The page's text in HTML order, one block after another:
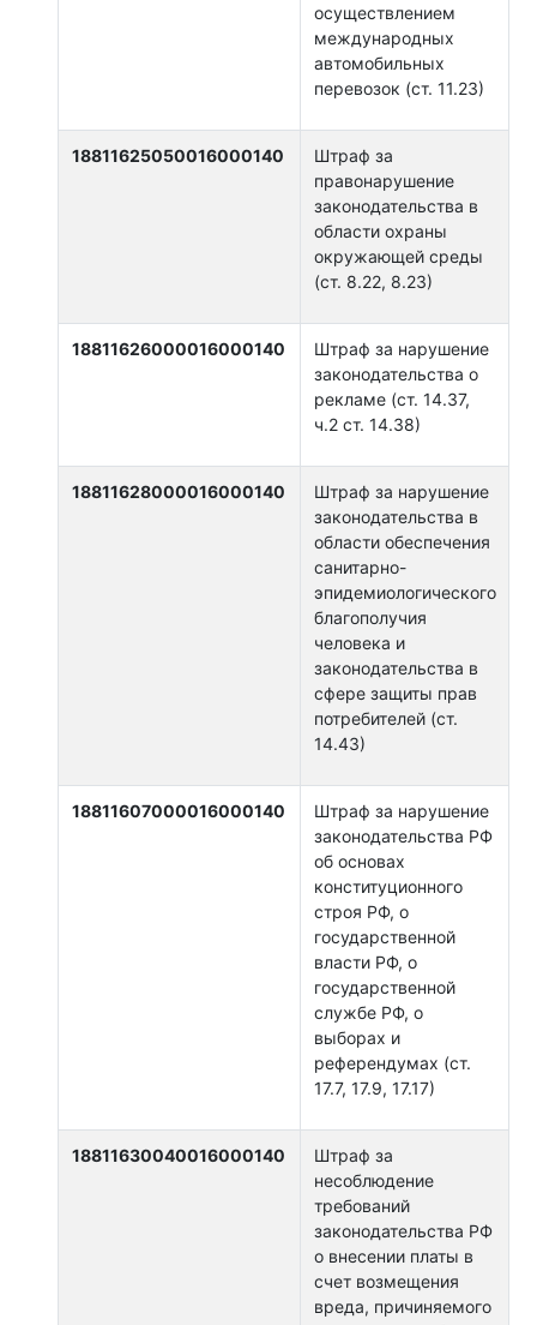
осуществлением
международных
автомобильных
перевозок (ст. 11.23)
18811625050016000140
Штраф за
правонарушение
законодательства в
области охраны
окружающей среды
(ст. 8.22, 8.23)
18811626000016000140
Штраф за нарушение
законодательства о
рекламе (ст. 14.37,
ч.2 ст. 14.38)
18811628000016000140
Штраф за нарушение
законодательства в
области обеспечения
санитарно-
эпидемиологического
благополучия
человека и
законодательства в
сфере защиты прав
потребителей (ст.
14.43)
18811607000016000140
Штраф за нарушение
законодательства РФ
об основах
конституционного
строя РФ, о
государственной
власти РФ, о
государственной
службе РФ, о
выборах и
референдумах (ст.
17.7, 17.9, 17.17)
18811630040016000140
Штраф за
несоблюдение
требований
законодательства РФ
о внесении платы в
счет возмещения
вреда, причиняемого